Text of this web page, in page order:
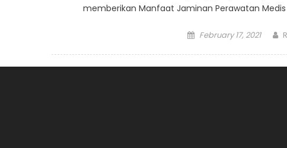
memberikan Manfaat Jaminan Perawatan
Posted
February 17, 2021